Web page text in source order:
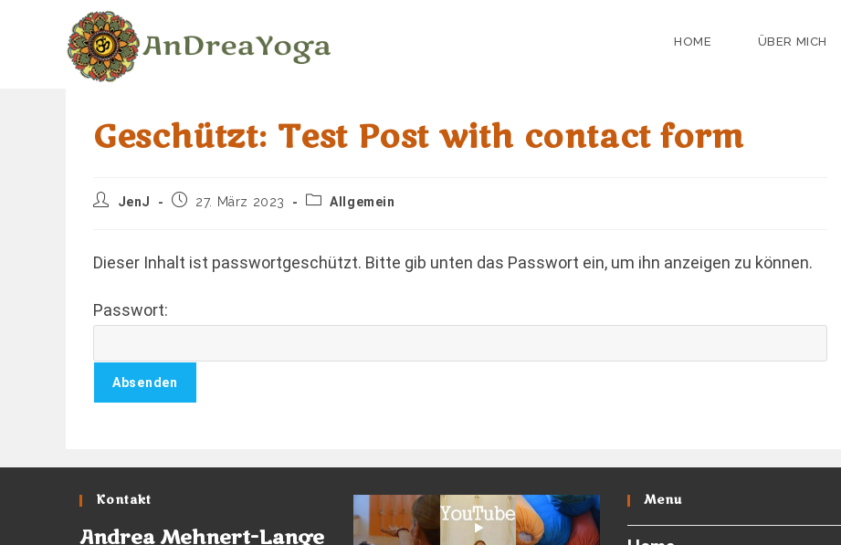
HOME ÜBER MICH
Geschützt: Test Post with contact form
Beitrags-
JenJ
Beitrag27. März 2023
Beitrags-
Allgemein
Dieser Inhalt ist passwortgeschützt. Bitte gib unten das Passwort ein, um ihn anzeigen zu können.
Passwort:
Kontakt
Andrea Mehnert-Lange
Menu